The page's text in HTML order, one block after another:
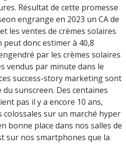
Résultat de cette promesse
engrange en 2023 un CA de
les ventes de crèmes solaires
donc estimer à 40,8
par les crèmes solaires
vendus par minute dans le
success-story marketing sont
sunscreen. Des centaines
pas il y a encore 10 ans,
colossales sur un marché hyper
bonne place dans nos salles de
sur nos smartphones que la